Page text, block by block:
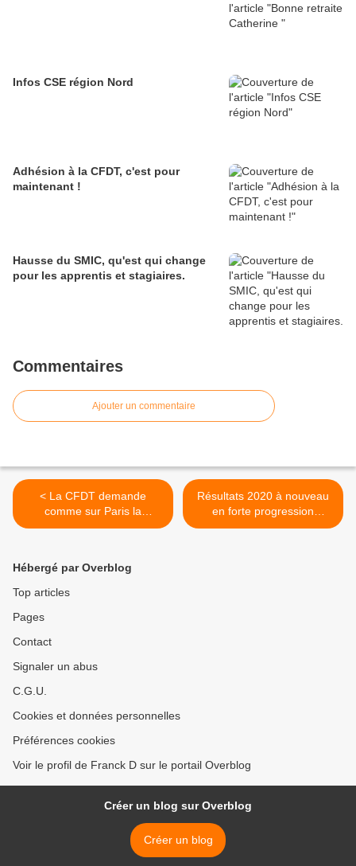
Infos CSE région Nord
Adhésion à la CFDT, c'est pour
maintenant !
Hausse du SMIC, qu'est qui change
pour les apprentis et stagiaires.
Commentaires
Ajouter un commentaire
< La CFDT demande
comme sur Paris la
fermeture à 17h45 de
Résultats 2020 à nouveau
en forte progression
Carrefour s’engage sur un
Hébergé par Overblog
Top articles
Pages
Contact
Signaler un abus
C.G.U.
Cookies et données personnelles
Préférences cookies
Voir le profil de Franck D sur le portail Overblog
Créer un blog sur Overblog
Créer un blog